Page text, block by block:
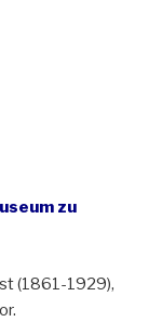
zu
(1861-1929),